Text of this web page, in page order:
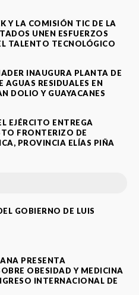
Y LA COMISIÓN TIC DE LA
UNEN ESFUERZOS
TALENTO TECNOLÓGICO
INAUGURA PLANTA DE
RESIDUALES EN
DOLIO Y GUAYACANES
EJÉRCITO ENTREGA
FRONTERIZO DE
PROVINCIA ELÍAS PIÑA
GOBIERNO DE LUIS
PRESENTA
OBESIDAD Y MEDICINA
INTERNACIONAL DE